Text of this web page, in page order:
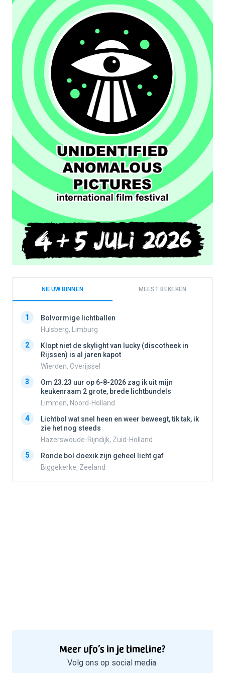
NIEUW BINNEN MEEST BEKEKEN
1
Bolvormige lichtballen
Hulsberg, Limburg
2
Klopt niet de skylight van lucky (discotheek in
Rijssen) is al jaren kapot
Wierden, Overijssel
3
Om 23.23 uur op 6-8-2026 zag ik uit mijn
keukenraam 2 grote, brede lichtbundels
Limmen, Noord-Holland
4
Lichtbol wat snel heen en weer beweegt, tik tak, ik
zie het nog steeds
Hazerswoude-Rijndijk, Zuid-Holland
5
Ronde bol doexik zijn geheel licht gaf
Biggekerke, Zeeland
Meer ufo’s in je timeline?
Volg ons op social media.